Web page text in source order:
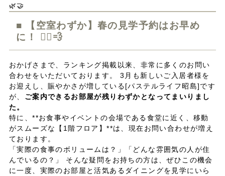
🌿🤝
■ 【空室わずか】春の見学予約はお早め
に！ 🏃‍♂️💨
おかげさまで、ランキング掲載以来、非常に多くのお問い
合わせをいただいております。 3月も新しいご入居者様を
お迎えし、賑やかさが増している[パステルライフ昭島]です
が、 ご案内できるお部屋が残りわずかとなってまいりまし
た。
特に、**お食事やイベントの会場である食堂に近く、移動
がスムーズな【1階フロア】**は、現在お問い合わせが増え
ております。
「実際の食事のボリュームは？」「どんな雰囲気の人が住
んでいるの？」 そんな疑問をお持ちの方は、ぜひこの機会
に一度、実際のお部屋と活気あるダイニングを見学にいら